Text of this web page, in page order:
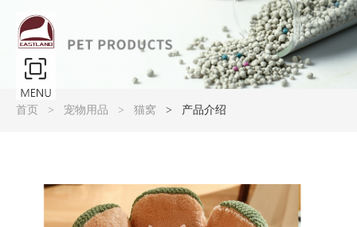
首页 宠物用品 猫窝 产品介绍
产品大图展示